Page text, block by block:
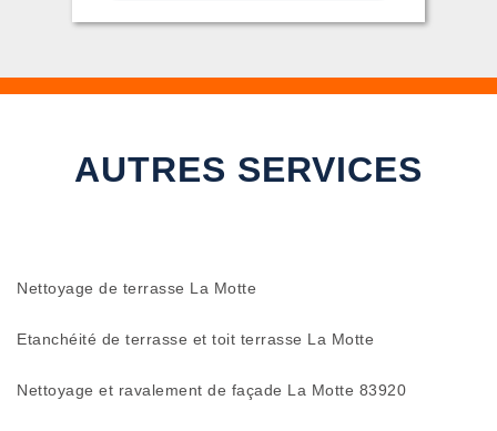
AUTRES SERVICES
Nettoyage de terrasse La Motte
Etanchéité de terrasse et toit terrasse La Motte
Nettoyage et ravalement de façade La Motte 83920